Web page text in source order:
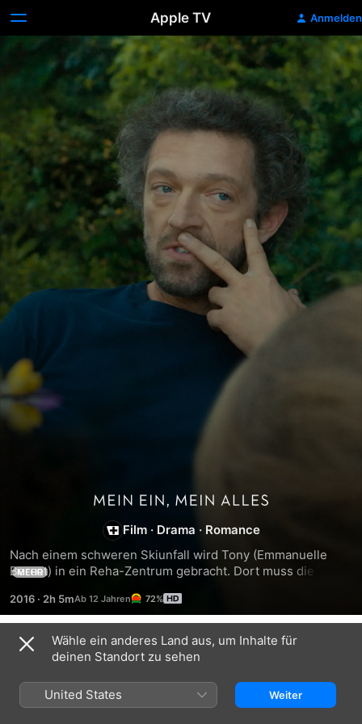
Apple TV Anmelden
Mein
Ein,
mein
Alles
Film · Drama · Romance
Nach einem schweren Skiunfall wird Tony (Emmanuelle
Bercot) in ein Reha-Zentrum gebracht. Dort muss die junge
auch ihr inneres Gleichgewicht wiederfinden. Zeit, um auf
ihre turbulente Beziehung mit Georgio (Vincent Cassel)
zurückzublicken: Warum haben sie sich geliebt? Wer ist
dieser Mann, dem sie so verfallen war? Und wie konnte sie
Leidenschaft auszuliefern? Vor Tony liegt ein langer
Heilungsprozess, aber auch eine Chance, die Stücke ihrer
MEHR
2016 · 2h 5m 72%
Trailer
Wähle ein anderes Land aus, um Inhalte für
deinen Standort zu sehen
United States Weiter